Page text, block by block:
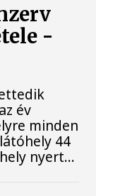
-
év
minden
44
nyert...